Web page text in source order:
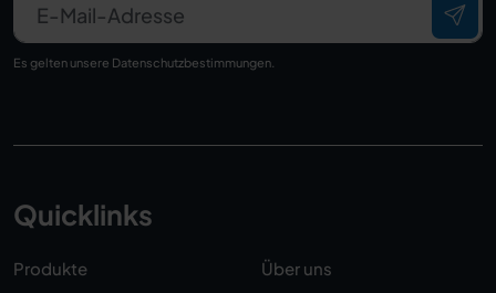
E-Mail-Adresse
Es gelten unsere Datenschutzbestimmungen
Quicklinks
Produkte
Über uns